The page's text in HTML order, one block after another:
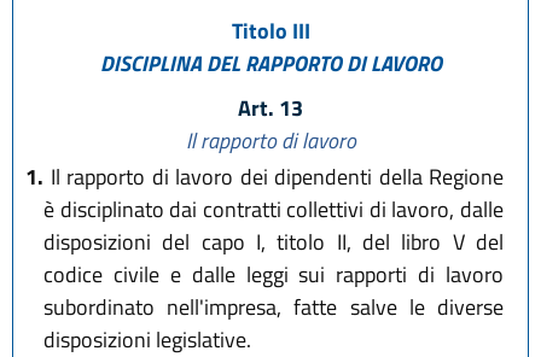
Titolo III
DISCIPLINA DEL RAPPORTO DI LAVORO
Art. 13
Il rapporto di lavoro
1. Il rapporto di lavoro dei dipendenti della Regione
è disciplinato dai contratti collettivi di lavoro, dalle
disposizioni del capo I, titolo II, del libro V del
codice civile e dalle leggi sui rapporti di lavoro
subordinato nell'impresa, fatte salve le diverse
disposizioni legislative.